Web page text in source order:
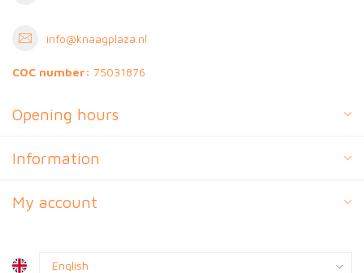
info@knaagplaza.nl
COC number: 75031876
Opening hours
Information
My account